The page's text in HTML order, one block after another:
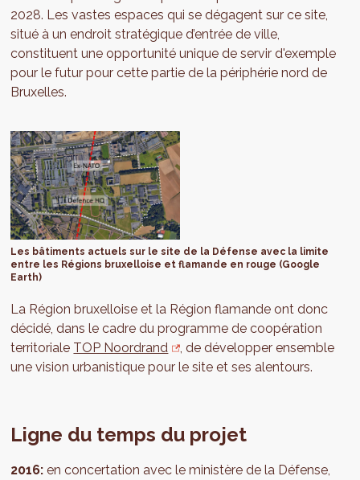
2028. Les vastes espaces qui se dégagent sur ce site,
situé à un endroit stratégique d’entrée de ville,
constituent une opportunité unique de servir d'exemple
pour le futur pour cette partie de la périphérie nord de
Bruxelles.
Les bâtiments actuels sur le site de la Défense avec la limite
entre les Régions bruxelloise et flamande en rouge (Google
Earth)
La Région bruxelloise et la Région flamande ont donc
décidé, dans le cadre du programme de coopération
territoriale TOP Noordrand
, de développer ensemble
une vision urbanistique pour le site et ses alentours.
Ligne du temps du projet
2016:en concertation avec le ministère de la Défense,